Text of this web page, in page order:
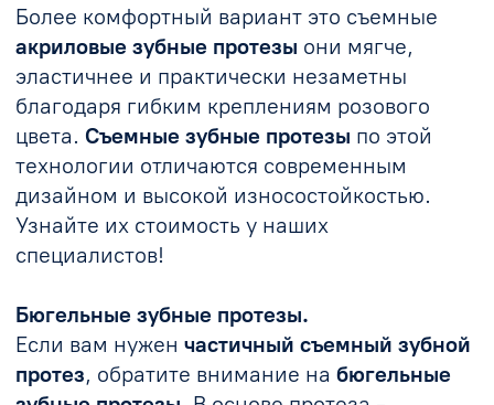
Мы предлагаем демократичные цены на
съемные зубные протезына верхнюю и
нижнюю челюсть. Хотите узнать точную
стоимость? Запишитесь на консультацию в
нашу клинику!
Записаться на установку съемных зубных
протезов. Получите профессиональную
консультацию и подберите оптимальный
вариант
на сайте или позвоните нам – и мы
подробно расскажем,
Доверьте свою улыбку профессионалам
"Клиники Лазерной Медицины" в Ростове-
на-Дону!